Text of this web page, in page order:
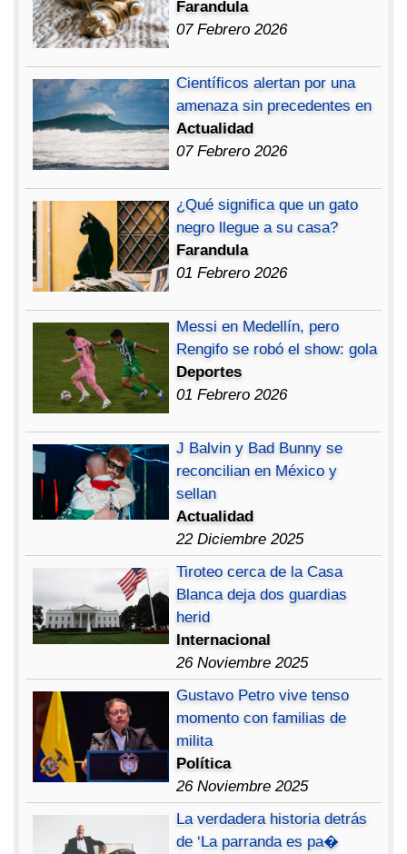
Farandula
07 Febrero 2026
Científicos alertan por una
amenaza sin precedentes en
Actualidad
07 Febrero 2026
¿Qué significa que un gato
negro llegue a su casa?
Farandula
01 Febrero 2026
Messi en Medellín, pero
Rengifo se robó el show: gola
Deportes
01 Febrero 2026
J Balvin y Bad Bunny se
reconcilian en México y
sellan
Actualidad
22 Diciembre 2025
Tiroteo cerca de la Casa
Blanca deja dos guardias
herid
Internacional
26 Noviembre 2025
Gustavo Petro vive tenso
momento con familias de
milita
Política
26 Noviembre 2025
La verdadera historia detrás
de ‘La parranda es pa�